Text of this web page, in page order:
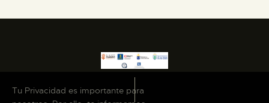
Tu Privacidad es importante para